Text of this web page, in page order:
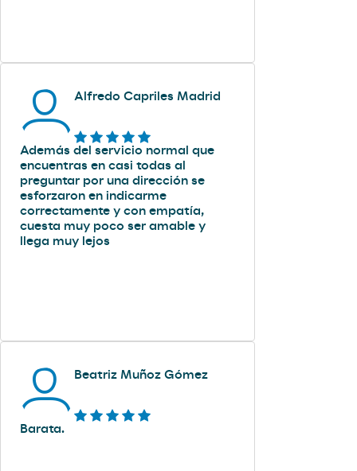
Alfredo Capriles Madrid
Además del servicio normal que
encuentras en casi todas al
preguntar por una dirección se
esforzaron en indicarme
correctamente y con empatía,
cuesta muy poco ser amable y
llega muy lejos
Beatriz Muñoz Gómez
Barata.